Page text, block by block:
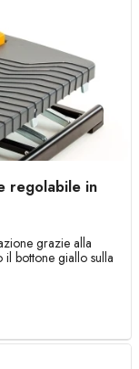
regolabile in
grazie alla
bottone giallo sulla